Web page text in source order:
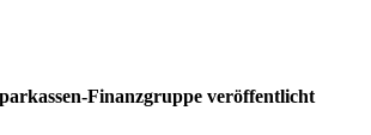
Finanzgruppe veröffentlicht